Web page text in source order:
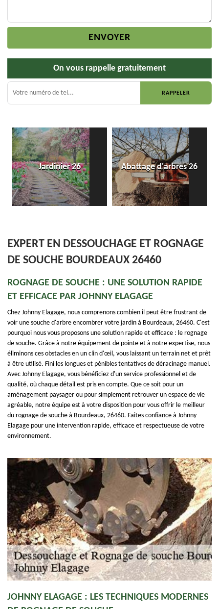
On vous rappelle gratuitement
26 Abattage d'arbres 26
Entreprise
dallage et
EXPERT EN DESSOUCHAGE ET ROGNAGE
DE SOUCHE BOURDEAUX 26460
ROGNAGE DE SOUCHE : UNE SOLUTION RAPIDE
ET EFFICACE PAR JOHNNY ELAGAGE
Chez Johnny Elagage, nous comprenons combien il peut être frustrant de
voir une souche d'arbre encombrer votre jardin à Bourdeaux, 26460. C'est
pourquoi nous vous proposons une solution rapide et efficace : le rognage
de souche. Grâce à notre équipement de pointe et à notre expertise, nous
éliminons ces obstacles en un clin d'œil, vous laissant un terrain net et prêt
à être utilisé. Fini les longues et pénibles tentatives de déracinage manuel.
Avec Johnny Elagage, vous bénéficiez d'un service professionnel et de
qualité, où chaque détail est pris en compte. Que ce soit pour un
aménagement paysager ou pour simplement retrouver un espace de vie
agréable, notre équipe est à votre disposition pour vous offrir le meilleur
du rognage de souche à Bourdeaux, 26460. Faites confiance à Johnny
Elagage pour une intervention rapide, efficace et respectueuse de votre
environnement.
JOHNNY ELAGAGE : LES TECHNIQUES MODERNES